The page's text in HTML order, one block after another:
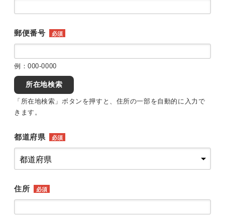
郵便番号 必須
例：000-0000
所在地検索
「所在地検索」ボタンを押すと、住所の一部を自動的に入力で
きます。
都道府県 必須
住所 必須